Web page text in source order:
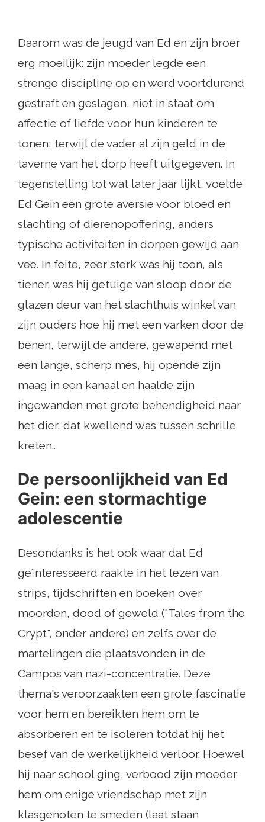
Daarom was de jeugd van Ed en zijn broer
erg moeilijk: zijn moeder legde een
strenge discipline op en werd voortdurend
gestraft en geslagen, niet in staat om
affectie of liefde voor hun kinderen te
tonen; terwijl de vader al zijn geld in de
taverne van het dorp heeft uitgegeven. In
tegenstelling tot wat later jaar lijkt, voelde
Ed Gein een grote aversie voor bloed en
slachting of dierenopoffering, anders
typische activiteiten in dorpen gewijd aan
vee. In feite, zeer sterk was hij toen, als
tiener, was hij getuige van sloop door de
glazen deur van het slachthuis winkel van
zijn ouders hoe hij met een varken door de
benen, terwijl de andere, gewapend met
een lange, scherp mes, hij opende zijn
maag in een kanaal en haalde zijn
ingewanden met grote behendigheid naar
het dier, dat kwellend was tussen schrille
kreten..
De persoonlijkheid van Ed
Gein: een stormachtige
adolescentie
Desondanks is het ook waar dat Ed
geïnteresseerd raakte in het lezen van
strips, tijdschriften en boeken over
moorden, dood of geweld ("Tales from the
Crypt", onder andere) en zelfs over de
martelingen die plaatsvonden in de
Campos van nazi-concentratie. Deze
thema's veroorzaakten een grote fascinatie
voor hem en bereikten hem om te
absorberen en te isoleren totdat hij het
besef van de werkelijkheid verloor. Hoewel
hij naar school ging, verbood zijn moeder
hem om enige vriendschap met zijn
klasgenoten te smeden (laat staan ​​